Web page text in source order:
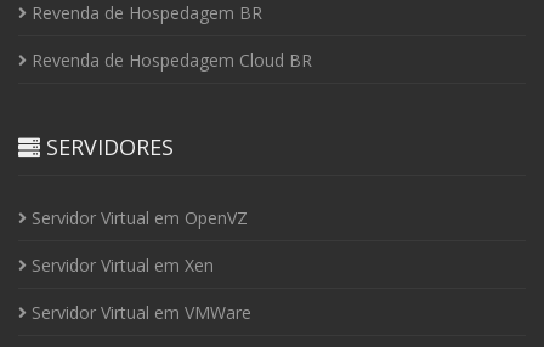
Revenda de Hospedagem BR
Revenda de Hospedagem Cloud BR
SERVIDORES
Servidor Virtual em OpenVZ
Servidor Virtual em Xen
Servidor Virtual em VMWare